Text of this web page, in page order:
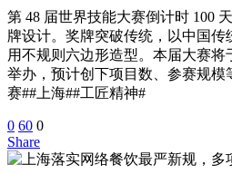
第 48 届世界技能大赛倒计时 100
牌设计。奖牌突破传统，以中国
用不规则六边形造型。本届大赛将
举办，预计创下项目数、参赛规模
赛##上海##工匠精神#
0 60 0
Share